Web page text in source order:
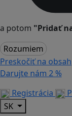
a potom "Pridať
Rozumiem
Preskočiť na obsah
Darujte nám 2 %
Registrácia
SK